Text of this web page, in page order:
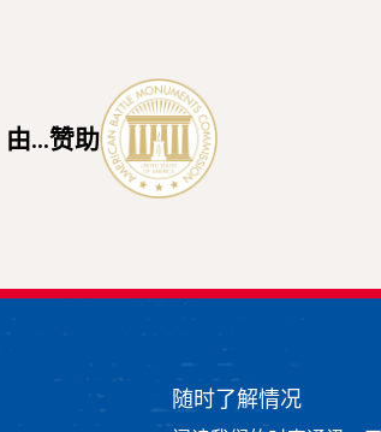
由...赞助
随时了解情况